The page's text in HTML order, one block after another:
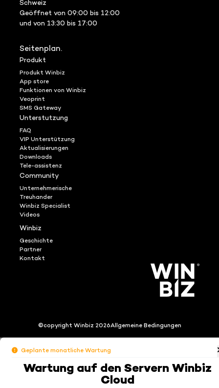
Schweiz
Geöffnet von 09:00 bis 12:00
und von 13:30 bis 17:00
Seitenplan.
Produkt
Produkt Winbiz
App store
Funktionen von Winbiz
Veoprint
SMS Gateway
Unterstutzung
FAQ
VIP Unterstützung
Aktualisierungen
Downloads
Tele-assistenz
Community
Unternehmerische
Treuhander
Winbiz Specialist
Videos
Winbiz
Geschichte
Partner
Kontakt
©copyright Winbiz 2026Allgemeine Bedingungen
Geplante monatliche Wartung
Wartung auf den Servern Winbiz
Cloud